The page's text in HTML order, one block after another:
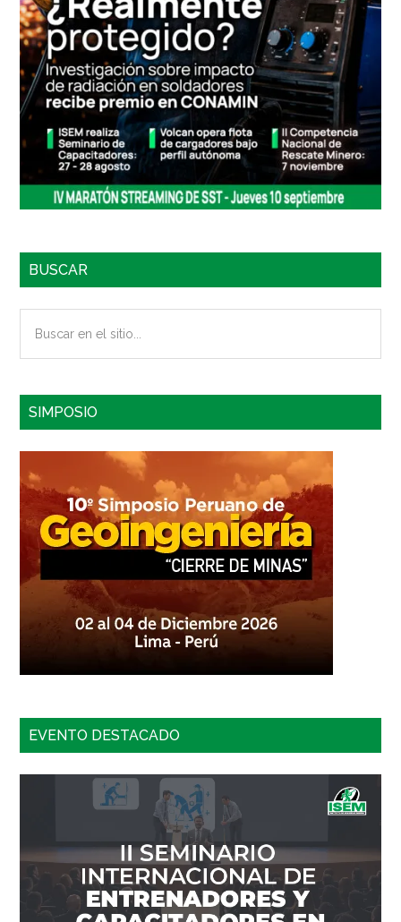
BUSCAR
SIMPOSIO
EVENTO DESTACADO